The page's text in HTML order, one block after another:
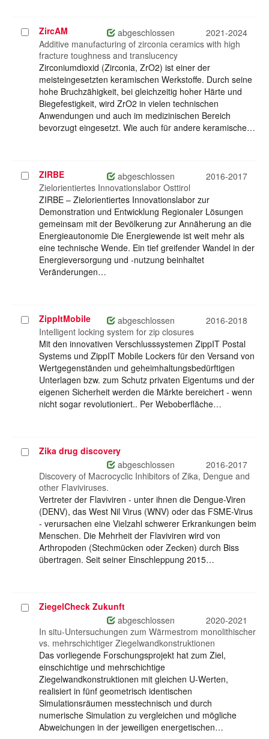
Projekt
auswählen
ZircAM abgeschlossen
2021-2024
Additive manufacturing of zirconia ceramics with high
fracture toughness and translucency
Zirconiumdioxid (Zirconia, ZrO2) ist einer der
meisteingesetzten keramischen Werkstoffe. Durch seine
hohe Bruchzähigkeit, bei gleichzeitig hoher Härte und
Biegefestigkeit, wird ZrO2 in vielen technischen
Anwendungen und auch im medizinischen Bereich
bevorzugt eingesetzt. Wie auch für andere keramische…
Projekt
auswählen
ZIRBE abgeschlossen
2016-2017
Zielorientiertes Innovationslabor Osttirol
ZIRBE – Zielorientiertes Innovationslabor zur
Demonstration und Entwicklung Regionaler Lösungen
gemeinsam mit der Bevölkerung zur Annäherung an die
Energieautonomie Die Energiewende ist weit mehr als
eine technische Wende. Ein tief greifender Wandel in der
Energieversorgung und -nutzung beinhaltet
Veränderungen…
Projekt
auswählen
ZippItMobile abgeschlossen
2016-2018
Intelligent locking system for zip closures
Mit den innovativen Verschlusssystemen ZippIT Postal
Systems und ZippIT Mobile Lockers für den Versand von
Wertgegenständen und geheimhaltungsbedürftigen
Unterlagen bzw. zum Schutz privaten Eigentums und der
eigenen Sicherheit werden die Märkte bereichert - wenn
nicht sogar revolutioniert.. Per Weboberfläche…
ProjektZika drug discovery
abgeschlossen
2016-2017
Discovery of Macrocyclic Inhibitors of Zika, Dengue and
other Flaviviruses.
Vertreter der Flaviviren - unter ihnen die Dengue-Viren
(DENV), das West Nil Virus (WNV) oder das FSME-Virus
- verursachen eine Vielzahl schwerer Erkrankungen beim
Menschen. Die Mehrheit der Flaviviren wird von
Arthropoden (Stechmücken oder Zecken) durch Biss
übertragen. Seit seiner Einschleppung 2015…
ProjektZiegelCheck Zukunft
abgeschlossen
2020-2021
In situ-Untersuchungen zum Wärmestrom monolithischer
vs. mehrschichtiger Ziegelwandkonstruktionen
Das vorliegende Forschungsprojekt hat zum Ziel,
einschichtige und mehrschichtige
Ziegelwandkonstruktionen mit gleichen U-Werten,
realisiert in fünf geometrisch identischen
Simulationsräumen messtechnisch und durch
numerische Simulation zu vergleichen und mögliche
Abweichungen in der jeweiligen energetischen…